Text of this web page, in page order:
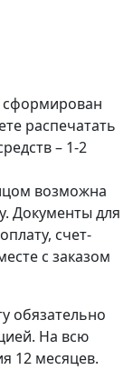
сформирован
распечатать
– 1-2
возможна
Документы для
счет-
с заказом
обязательно
На всю
12 месяцев.